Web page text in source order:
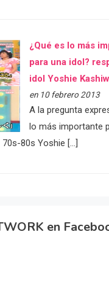
¿Qué es lo más
para una idol?
idol Yoshie
en 10 febrero 2013
A la pregunta
lo más importante
80s Yoshie […]
en